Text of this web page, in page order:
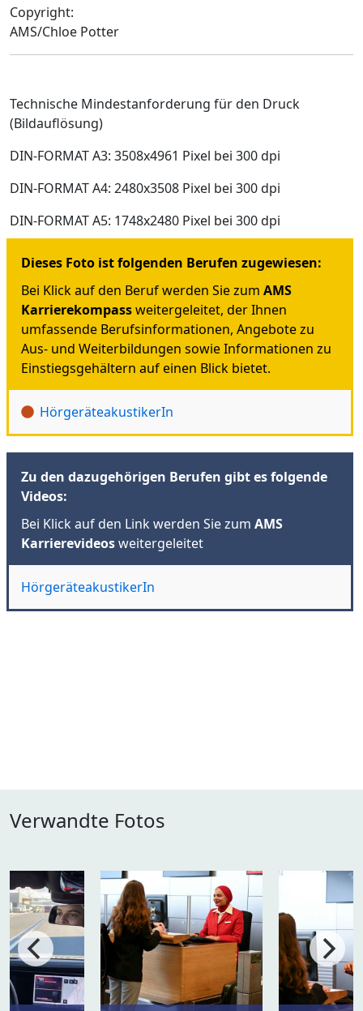
Copyright:
AMS/Chloe Potter
Technische Mindestanforderung für den Druck
(Bildauflösung)
DIN-FORMAT A3: 3508x4961 Pixel bei 300 dpi
DIN-FORMAT A4: 2480x3508 Pixel bei 300 dpi
DIN-FORMAT A5: 1748x2480 Pixel bei 300 dpi
Dieses Foto ist folgenden Berufen zugewiesen:
Bei Klick auf den Beruf werden Sie zum AMS
Karrierekompassweitergeleitet, der Ihnen
umfassende Berufsinformationen, Angebote zu
Aus- und Weiterbildungen sowie Informationen zu
Einstiegsgehältern auf einen Blick bietet.
HörgeräteakustikerIn
Zu den dazugehörigen Berufen gibt es folgende
Videos:
Bei Klick auf den Link werden Sie zum AMS
Karrierevideosweitergeleitet
HörgeräteakustikerIn
Verwandte Fotos